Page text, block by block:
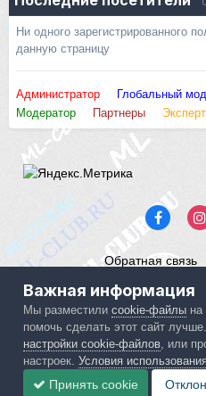
Ни одного зарегистрированного
данную страницу
Администратор Глобальный
Модератор
Партнеры Эксперт
Обратная связь
Powered by
Важная информация
Мы разместилиcookie-файлы на
помочь сделать этот сайт
настройки cookie-файлов , или
настроек.Условия
Принять cookie
IPS spam